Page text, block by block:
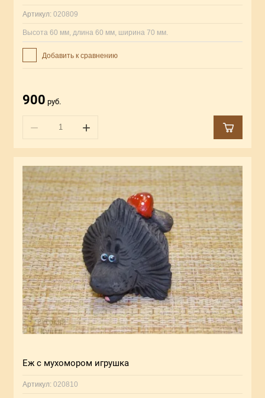
Артикул: 020809
Высота 60 мм, длина 60 мм, ширина 70 мм.
Добавить к сравнению
900 руб.
− +
Еж с мухомором игрушка
Артикул: 020810